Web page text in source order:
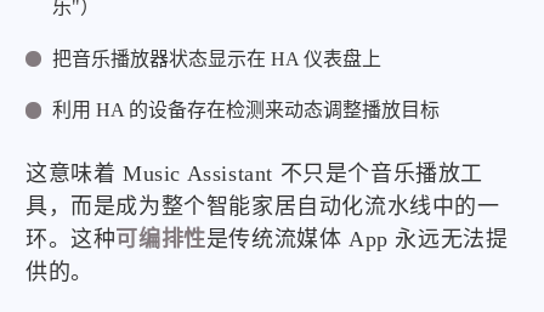
乐"）
把音乐播放器状态显示在 HA 仪表盘上
利用 HA 的设备存在检测来动态调整播放目标
这意味着 Music Assistant 不只是个音乐播放工
具，而是成为整个智能家居自动化流水线中的一
环。这种 可编排性是传统流媒体 App 永远无法提
供的。